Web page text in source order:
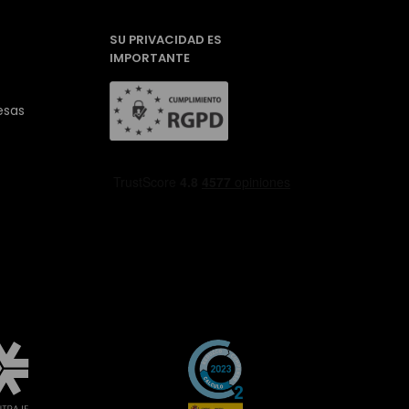
SU PRIVACIDAD ES
IMPORTANTE